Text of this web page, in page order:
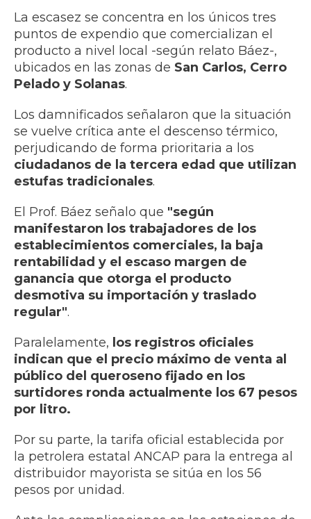
La escasez se concentra en los únicos tres
puntos de expendio que comercializan el
producto a nivel local -según relato Báez-,
ubicados en las zonas de San Carlos, Cerro
Pelado y Solanas.
Los damnificados señalaron que la situación
se vuelve crítica ante el descenso térmico,
perjudicando de forma prioritaria a los
ciudadanos de la tercera edad que utilizan
estufas tradicionales.
El Prof. Báez señalo que "según
manifestaron los trabajadores de los
establecimientos comerciales, la baja
rentabilidad y el escaso margen de
ganancia que otorga el producto
desmotiva su importación y traslado
regular".
Paralelamente, los registros oficiales
indican que el precio máximo de venta al
público del queroseno fijado en los
surtidores ronda actualmente los 67 pesos
por litro.
Por su parte, la tarifa oficial establecida por
la petrolera estatal ANCAP para la entrega al
distribuidor mayorista se sitúa en los 56
pesos por unidad.